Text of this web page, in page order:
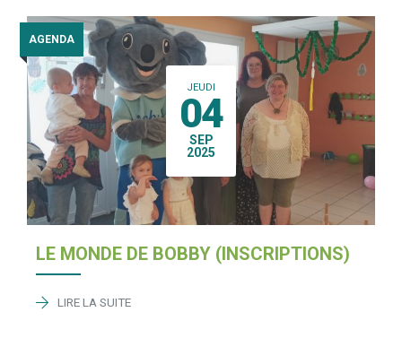
JEUDI
04
SEP
2025
AGENDA
LE MONDE DE BOBBY (INSCRIPTIONS)
LIRE LA SUITE